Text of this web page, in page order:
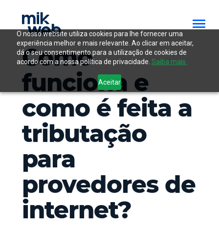
O nosso website utiliza cookies para lhe fornecer uma
experiência melhor e mais relevante. Ao clicar em aceitar,
dá o seu consentimento para a utilização de cookies de
acordo com a nossa política de privacidade. Saiba mais.
Aceitar
Como
funciona e
como é feita a
tributação
para
provedores de
internet?